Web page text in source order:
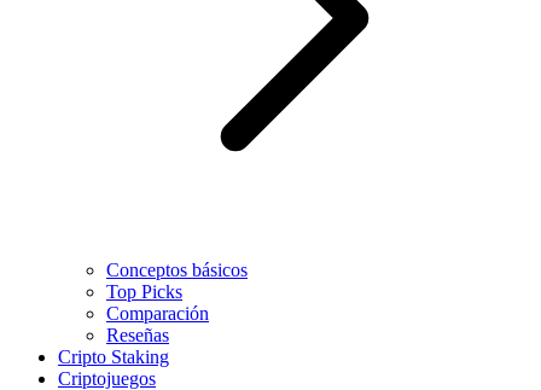
Conceptos básicos
Top Picks
Comparación
Reseñas
Cripto Staking
Criptojuegos